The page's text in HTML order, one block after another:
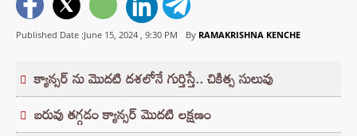
Published Date :June 15, 2024 , 9:30 PM By RAMAKRISHNA KENCHE
క్యాన్సర్ ను మొదటి దశలోనే గుర్తిస్తే.. చికిత్స సులువు
బరువు తగ్గడం క్యాన్సర్ మొదటి లక్షణం